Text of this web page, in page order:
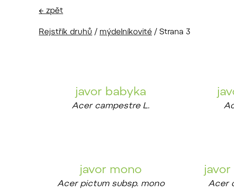
← zpět
Rejstřík druhů / mýdelníkovité / Strana 3
javor babyka
Acer campestre L.
javor mono
Acer pictum subsp. mono Acer